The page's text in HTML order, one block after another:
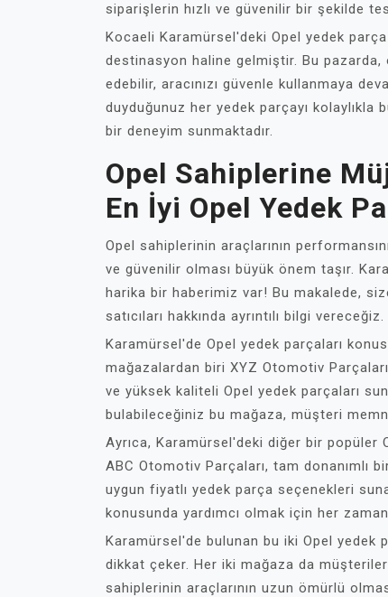
siparişlerin hızlı ve güvenilir bir şekilde
Kocaeli Karamürsel'deki Opel yedek
destinasyon haline gelmiştir. Bu
edebilir, aracınızı güvenle kullanmaya
duyduğunuz her yedek parçayı
bir deneyim sunmaktadır.
Opel Sahiplerine
En İyi Opel Yedek
Opel sahiplerinin araçlarının
ve güvenilir olması büyük önem taşır.
harika bir haberimiz var! Bu makalede,
satıcıları hakkında ayrıntılı bilgi vereceğiz.
Karamürsel'de Opel yedek parçaları
mağazalardan biri XYZ Otomotiv
ve yüksek kaliteli Opel yedek parçaları
bulabileceğiniz bu mağaza, müşteri
Ayrıca, Karamürsel'deki diğer bir popüler
ABC Otomotiv Parçaları, tam donanımlı
uygun fiyatlı yedek parça seçenekleri
konusunda yardımcı olmak için her zaman
Karamürsel'de bulunan bu iki Opel yedek
dikkat çeker. Her iki mağaza da
sahiplerinin araçlarının uzun ömürlü